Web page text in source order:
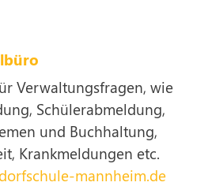
Verwaltungsfragen, wie
Schülerabmeldung,
und Buchhaltung,
Krankmeldungen etc.
mannheim.de